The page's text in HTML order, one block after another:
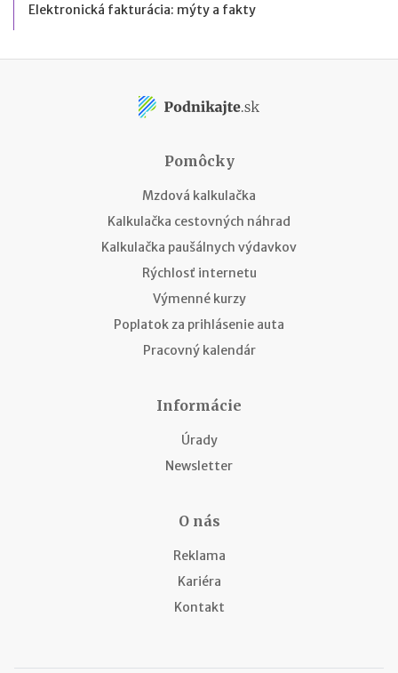
Elektronická fakturácia: mýty a fakty
Pomôcky
Mzdová kalkulačka
Kalkulačka cestovných náhrad
Kalkulačka paušálnych výdavkov
Rýchlosť internetu
Výmenné kurzy
Poplatok za prihlásenie auta
Pracovný kalendár
Informácie
Úrady
Newsletter
O nás
Reklama
Kariéra
Kontakt